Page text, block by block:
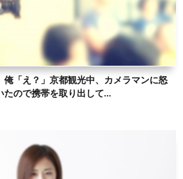
「え？」京都観光中、カメラマンに怒
たので携帯を取り出して…